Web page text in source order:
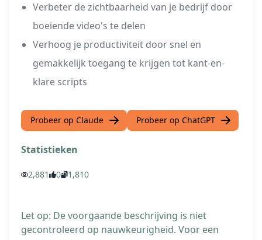
Verbeter de zichtbaarheid van je bedrijf door
boeiende video's te delen
Verhoog je productiviteit door snel en
gemakkelijk toegang te krijgen tot kant-en-
klare scripts
Probeer op Claude Probeer op ChatGPT
Statistieken
2,881 0 1,810
Let op: De voorgaande beschrijving is niet
gecontroleerd op nauwkeurigheid. Voor een